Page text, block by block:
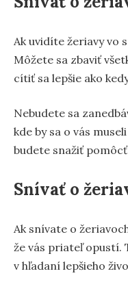
Ak uvidíte žeriavy vo
Môžete sa zbaviť
cítiť sa lepšie ako
Nebudete sa
kde by sa o vás
budete snažiť
Snívať o
Ak snívate o
že vás priateľ opustí.
v hľadaní lepšieho